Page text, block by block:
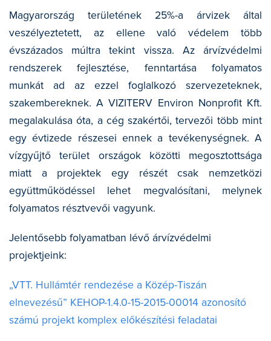
TALAJMECHANIKAI LABORATÓRIUM
FELNŐTTKÉPZÉS
KÖZZÉTÉTELI KÖTELEZETTSÉG
ENG
Magyarország területének 25%-a árvizek által
veszélyeztetett, az ellene való védelem több
évszázados múltra tekint vissza. Az árvízvédelmi
rendszerek fejlesztése, fenntartása folyamatos
munkát ad az ezzel foglalkozó szervezeteknek,
szakembereknek. A VIZITERV Environ Nonprofit Kft.
megalakulása óta, a cég szakértői, tervezői több mint
egy évtizede részesei ennek a tevékenységnek. A
vízgyűjtő terület országok közötti megosztottsága
miatt a projektek egy részét csak nemzetközi
együttműködéssel lehet megvalósítani, melynek
folyamatos résztvevői vagyunk.
Jelentősebb folyamatban lévő árvízvédelmi
projektjeink:
„VTT. Hullámtér rendezése a Közép-Tiszán
elnevezésű” KEHOP-1.4.0-15-2015-00014 azonosító
számú projekt komplex előkészítési feladatai